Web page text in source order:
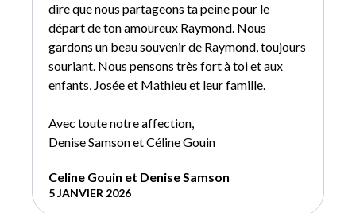
dire que nous partageons ta peine pour le
départ de ton amoureux Raymond. Nous
gardons un beau souvenir de Raymond, toujours
souriant. Nous pensons très fort à toi et aux
enfants, Josée et Mathieu et leur famille.
Avec toute notre affection,
Denise Samson et Céline Gouin
Celine Gouin et Denise Samson
5 JANVIER 2026